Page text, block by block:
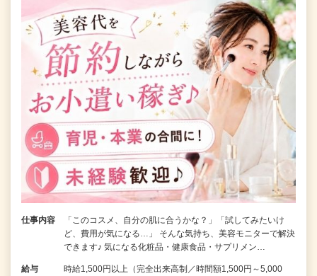
仕事内容
「このコスメ、自分の肌に合うかな？」「試してみたいけ
ど、費用が気になる…」 そんな気持ち、美容モニターで解決
できます♪ 気になる化粧品・健康食品・サプリメン…
給与 時給1,500円以上（完全出来高制／時間額1,500円～5,000